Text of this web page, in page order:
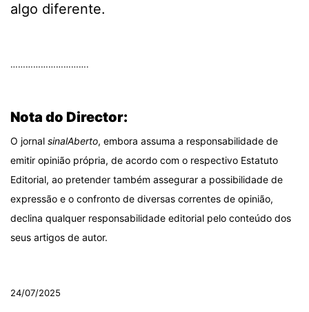
algo diferente.
………………………….
Nota do Director:
O jornal sinalAberto, embora assuma a responsabilidade de
emitir opinião própria, de acordo com o respectivo Estatuto
Editorial, ao pretender também assegurar a possibilidade de
expressão e o confronto de diversas correntes de opinião,
declina qualquer responsabilidade editorial pelo conteúdo dos
seus artigos de autor.
24/07/2025